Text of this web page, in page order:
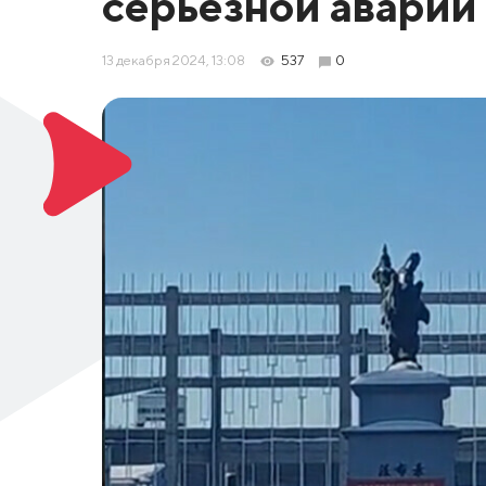
13 декабря 2024, 13:08 537 0